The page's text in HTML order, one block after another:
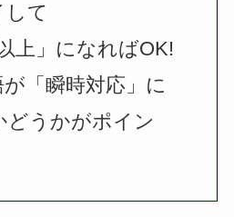
して
上」になればOK!
が「瞬時対応」に
どうかがポイン